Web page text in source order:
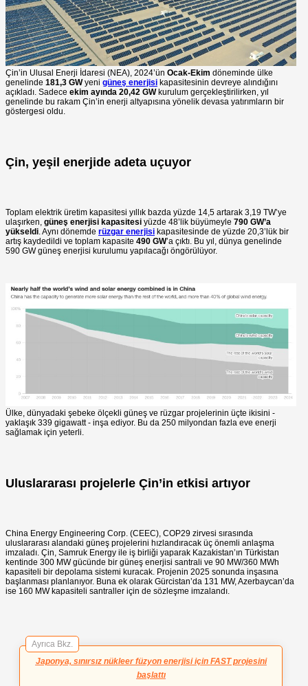
Çin’in Ulusal Enerji İdaresi (NEA), 2024’ün Ocak-Ekim döneminde ülke
genelinde 181,3 GWyeni güneş enerjisi kapasitesinin devreye alındığını
açıkladı. Sadece ekim ayında 20,42 GWkurulum gerçekleştirilirken, yıl
genelinde bu rakam Çin’in enerji altyapısına yönelik devasa yatırımların bir
göstergesi oldu.
Çin, yeşil enerjide adeta uçuyor
Toplam elektrik üretim kapasitesi yıllık bazda yüzde 14,5 artarak 3,19 TW’ye
ulaşırken, güneş enerjisi kapasitesi yüzde 48’lik büyümeyle 790 GW’a
yükseldi . Aynı dönemde rüzgar enerjisi kapasitesinde de yüzde 20,3’lük bir
artış kaydedildi ve toplam kapasite 490 GW’a çıktı. Bu yıl, dünya genelinde
590 GW güneş enerjisi kurulumu yapılacağı öngörülüyor.
Ülke, dünyadaki şebeke ölçekli güneş ve rüzgar projelerinin üçte ikisini -
yaklaşık 339 gigawatt - inşa ediyor. Bu da 250 milyondan fazla eve enerji
sağlamak için yeterli.
Uluslararası projelerle Çin’in etkisi artıyor
China Energy Engineering Corp. (CEEC), COP29 zirvesi sırasında
uluslararası alandaki güneş projelerini hızlandıracak üç önemli anlaşma
imzaladı. Çin, Samruk Energy ile iş birliği yaparak Kazakistan’ın Türkistan
kentinde 300 MW gücünde bir güneş enerjisi santrali ve 90 MW/360 MWh
kapasiteli bir depolama sistemi kuracak. Projenin 2025 sonunda inşasına
başlanması planlanıyor. Buna ek olarak Gürcistan’da 131 MW, Azerbaycan’da
ise 160 MW kapasiteli santraller için de sözleşme imzalandı.
Ayrıca Bkz.
Japonya, sınırsız nükleer füzyon enerjisi için FAST projesini
başlattı